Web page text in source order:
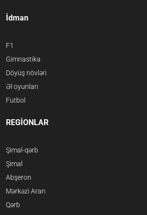
İdman
F1
Gimnastika
Döyüş növləri
Əl oyunları
Futbol
REGİONLAR
Şimal-qərb
Şimal
Abşeron
Mərkəzi Aran
Qərb